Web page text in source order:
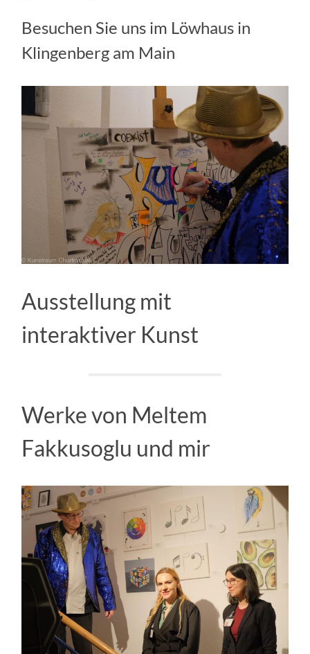
Besuchen Sie uns im Löwhaus in
Klingenberg am Main
Ausstellung mit
interaktiver Kunst
Werke von Meltem
Fakkusoglu und mir